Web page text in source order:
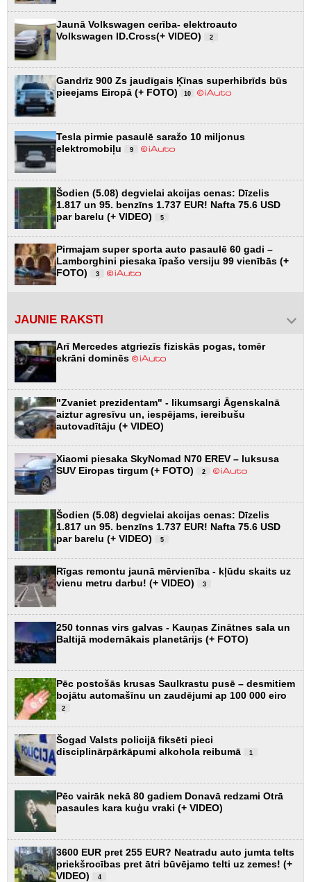
Jaunā Volkswagen cerība- elektroauto
Volkswagen ID.Cross(+ VIDEO)
2
Gandrīz 900 Zs jaudīgais Ķīnas superhibrīds būs
pieejams Eiropā (+ FOTO)
10
Tesla pirmie pasaulē saražo 10 miljonus
elektromobiļu
9
Šodien (5.08) degvielai akcijas cenas: Dīzelis
1.817 un 95. benzīns 1.737 EUR! Nafta 75.6 USD
par barelu (+ VIDEO)
5
Pirmajam super sporta auto pasaulē 60 gadi –
Lamborghini piesaka īpašo versiju 99 vienībās (+
FOTO)
3
JAUNIE RAKSTI
Arī Mercedes atgriezīs fiziskās pogas, tomēr
ekrāni dominēs
"Zvaniet prezidentam" - likumsargi Āgenskalnā
aiztur agresīvu un, iespējams, iereibušu
autovadītāju (+ VIDEO)
Xiaomi piesaka SkyNomad N70 EREV – luksusa
SUV Eiropas tirgum (+ FOTO)
2
Šodien (5.08) degvielai akcijas cenas: Dīzelis
1.817 un 95. benzīns 1.737 EUR! Nafta 75.6 USD
par barelu (+ VIDEO)
5
Rīgas remontu jaunā mērvienība - kļūdu skaits uz
vienu metru darbu! (+ VIDEO)
3
250 tonnas virs galvas - Kauņas Zinātnes sala un
Baltijā modernākais planetārijs (+ FOTO)
Pēc postošās krusas Saulkrastu pusē – desmitiem
bojātu automašīnu un zaudējumi ap 100 000 eiro
2
Šogad Valsts policijā fiksēti pieci
disciplinārpārkāpumi alkohola reibumā
1
Pēc vairāk nekā 80 gadiem Donavā redzami Otrā
pasaules kara kuģu vraki (+ VIDEO)
3600 EUR pret 255 EUR? Neatradu auto jumta telts
priekšrocības pret ātri būvējamo telti uz zemes! (+
VIDEO)
4